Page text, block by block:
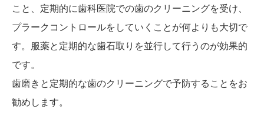
こと、定期的に歯科医院での歯のクリーニングを受け、
プラークコントロールをしていくことが何よりも大切で
す。服薬と定期的な歯石取りを並行して行うのが効果的
です。
歯磨きと定期的な歯のクリーニングで予防することをお
勧めします。